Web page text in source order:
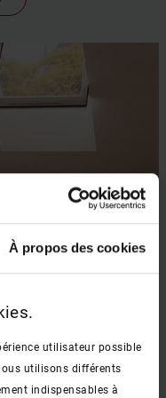
À propos des cookies
utilisateur possible
utilisons différents
indispensables à